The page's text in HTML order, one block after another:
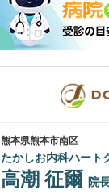
熊本県熊本市南区
たかしお内科ハート
高潮 征爾 院